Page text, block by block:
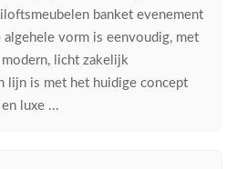
banket evenement
vorm is eenvoudig, met
licht zakelijk
lijn is met het huidige concept
luxe ...